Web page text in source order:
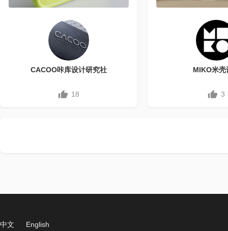
CACOO咔库设计研究社
18
MIKO米壳
3
中文 English